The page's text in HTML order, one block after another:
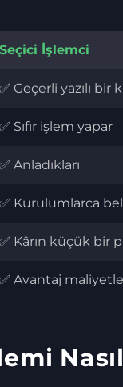
Seçici İşlemci
✅ Geçerli yazılı bir
✅ Sıfır işlem yapar
✅ Anladıkları
✅ Kurulumlarca
✅ Kârın küçük bir
✅ Avantaj